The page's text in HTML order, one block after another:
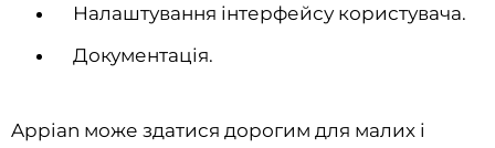
Налаштування інтерфейсу користувача.
Документація.
Appian може здатися дорогим для малих і